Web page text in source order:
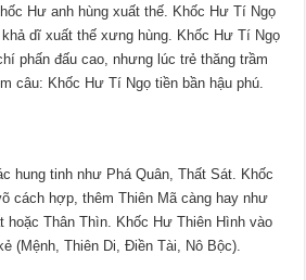
Hư anh hùng xuất thế. Khốc Hư Tí Ngọ
dĩ xuất thế xưng hùng. Khốc Hư Tí Ngọ
phấn đấu cao, nhưng lúc trẻ thăng trầm
câu: Khốc Hư Tí Ngọ tiền bần hậu phú.
hung tinh như Phá Quân, Thất Sát. Khốc
cách hợp, thêm Thiên Mã càng hay như
hoặc Thân Thìn. Khốc Hư Thiên Hình vào
(Mệnh, Thiên Di, Điền Tài, Nô Bộc).